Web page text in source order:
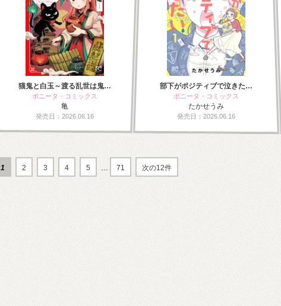
猫鬼と白玉～渡る乱世は鬼…
ボニータ・コミックス
亀
発売日：2026.06.16
部下がポジティブで泣きた…
ボニータ・コミックス
たかせうみ
発売日：2026.06.16
1 2 3 4 5 … 71 次の12件